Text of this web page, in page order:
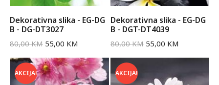
Dekorativna slika - EG-DG
B - DG-DT3027
80,00KM 55,00 KM
Dekorativna slika - EG-DG
B - DGT-DT4039
80,00KM 55,00 KM
AKCIJA! AKCIJA!